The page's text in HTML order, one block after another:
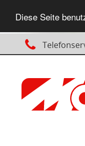
Diese Seite